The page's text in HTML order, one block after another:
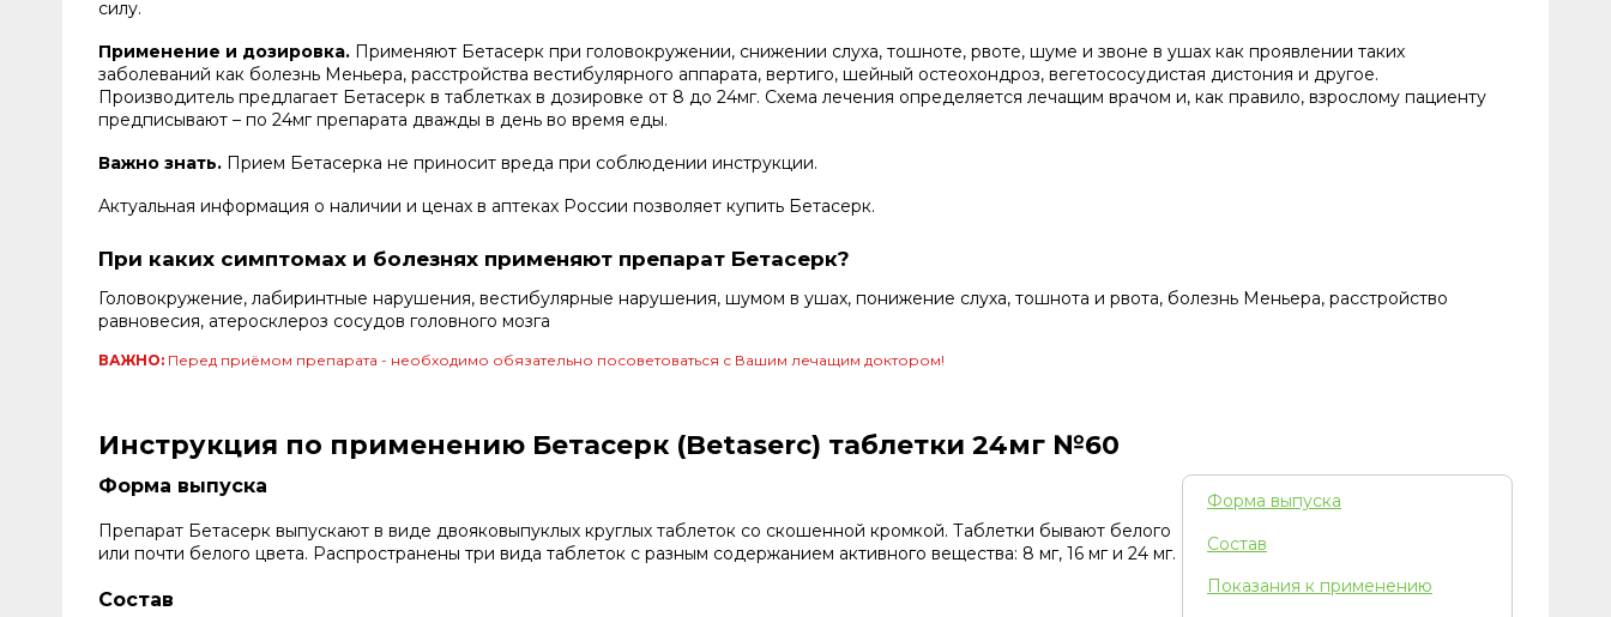
силу.
Применение и дозировка. Применяют Бетасерк при головокружении, снижении слуха, тошноте, рвоте, шуме и звоне в ушах как проявлении таких
заболеваний как болезнь Меньера, расстройства вестибулярного аппарата, вертиго, шейный остеохондроз, вегетососудистая дистония и другое.
Производитель предлагает Бетасерк в таблетках в дозировке от 8 до 24мг. Схема лечения определяется лечащим врачом и, как правило, взрослому пациенту
предписывают – по 24мг препарата дважды в день во время еды.
Важно знать. Прием Бетасерка не приносит вреда при соблюдении инструкции.
Актуальная информация о наличии и ценах в аптеках России позволяет купить Бетасерк.
При каких симптомах и болезнях применяют препарат Бетасерк?
Головокружение, лабиринтные нарушения, вестибулярные нарушения, шумом в ушах, понижение слуха, тошнота и рвота, болезнь Меньера, расстройство
равновесия, атеросклероз сосудов головного мозга
ВАЖНО: Перед приёмом препарата - необходимо обязательно посоветоваться с Вашим лечащим доктором!
Инструкция по применению Бетасерк (Betaserc) таблетки 24мг №60
Форма выпуска
Препарат Бетасерк выпускают в виде двояковыпуклых круглых таблеток со скошенной кромкой. Таблетки бывают белого
или почти белого цвета. Распространены три вида таблеток с разным содержанием активного вещества: 8 мг, 16 мг и 24 мг.
Состав
Форма выпуска
Состав
Показания к применению